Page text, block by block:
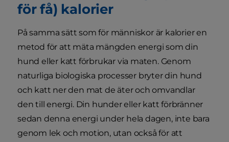
för få) kalorier
På samma sätt som för människor är kalorier en
metod för att mäta mängden energi som din
hund eller katt förbrukar via maten. Genom
naturliga biologiska processer bryter din hund
och katt ner den mat de äter och omvandlar
den till energi. Din hunder eller katt förbränner
sedan denna energi under hela dagen, inte bara
genom lek och motion, utan också för att